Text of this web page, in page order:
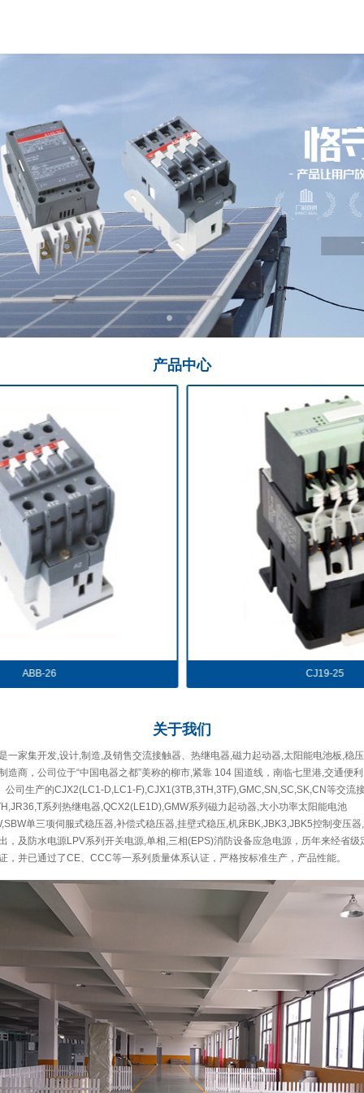
产品中心
关于我们
一家集开发,设计,制造,及销售交流接触器、热继电器,磁力起动器,太阳能电池板,稳
造商，公司位于“中国电器之都”美称的柳市,紧靠 104 国道线，南临七里港,交通便
司生产的CJX2(LC1-D,LC1-F),CJX1(3TB,3TH,3TF),GMC,SN,SC,SK,CN等交流
系列热继电器,QCX2(LE1D),GMW系列磁力起动器,大小功率太阳能电池
单三项伺服式稳压器,补偿式稳压器,挂壁式稳压,机床BK,JBK3,JBK5控制变压
，及防水电源LPV系列开关电源,单相,三相(EPS)消防设备应急电源，历年来经省级
，并已通过了CE、CCC等一系列质量体系认证，严格按标准生产，产品性能。